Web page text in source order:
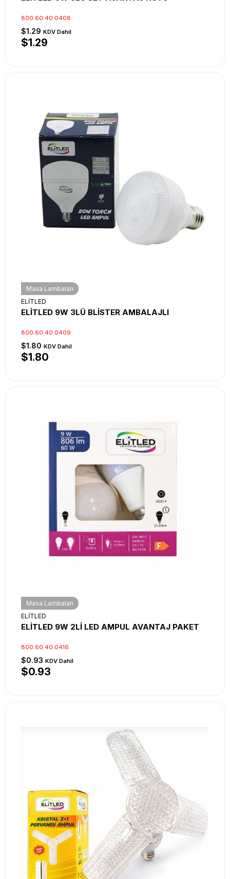
800.60.40.0408
$1.29 KDV Dahil
$1.29
Masa Lambaları
ELİTLED
ELİTLED 9W 3LÜ BLİSTER AMBALAJLI
800.60.40.0409
$1.80 KDV Dahil
$1.80
Masa Lambaları
ELİTLED
ELİTLED 9W 2Lİ LED AMPUL AVANTAJ PAKET
800.60.40.0416
$0.93 KDV Dahil
$0.93